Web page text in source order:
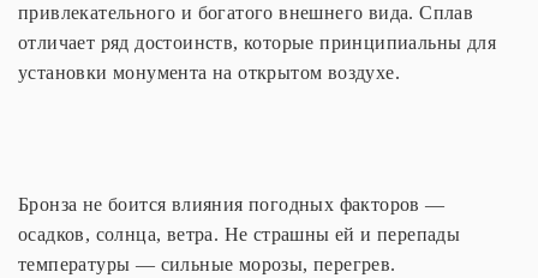
привлекательного и богатого внешнего вида. Сплав
отличает ряд достоинств, которые принципиальны для
установки монумента на открытом воздухе.
Бронза не боится влияния погодных факторов —
осадков, солнца, ветра. Не страшны ей и перепады
температуры — сильные морозы, перегрев.